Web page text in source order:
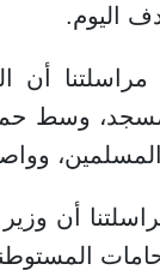
اليوم.
أن
وسط
أن